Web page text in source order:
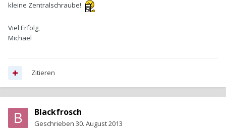
kleine Zentralschraube!
Viel Erfolg,
Michael
Zitieren
Blackfrosch
Geschrieben 30. August 2013